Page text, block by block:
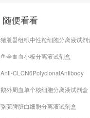
随便看看
猪脏器组织中性粒细胞分离液试剂
鱼全血血小板分离液试剂盒
Anti-CLCN6PolyclonalAntibody
鹅外周血单个核细胞分离液试剂盒
骆驼脾脏白细胞分离液试剂盒